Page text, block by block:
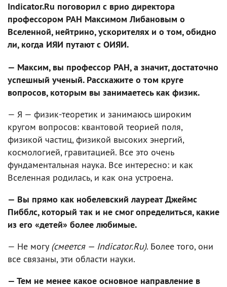
Indicator.Ru поговорил с врио директора
профессором РАН Максимом Либановым о
Вселенной, нейтрино, ускорителях и о том, обидно
ли, когда ИЯИ путают с ОИЯИ.
— Максим, вы профессор РАН, а значит, достаточно
успешный ученый. Расскажите о том круге
вопросов, которым вы занимаетесь как физик.
— Я — физик-теоретик и занимаюсь широким
кругом вопросов: квантовой теорией поля,
физикой частиц, физикой высоких энергий,
космологией, гравитацией. Все это очень
фундаментальная наука. Все интересно: и как
Вселенная родилась, и как она устроена.
— Вы прямо как нобелевский лауреат Джеймс
Пибблс, который так и не смог определиться, какие
из его «детей» более любимые.
— Не могу (смеется — Indicator.Ru). Более того, они
все связаны, эти области науки.
— Тем не менее какое основное направление в